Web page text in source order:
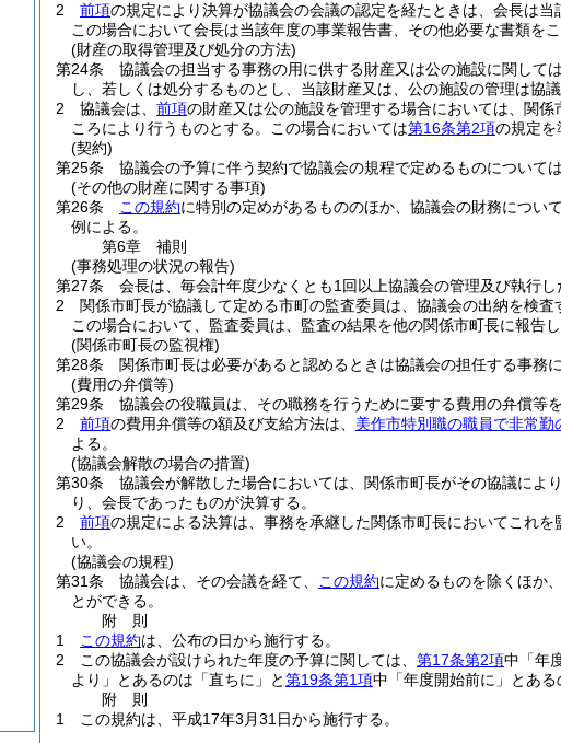
2
前項の規定により決算が協議会の会議の認定を経たときは、会長は
この場合において会長は当該年度の事業報告書、その他必要な書類を
(財産の取得管理及び処分の方法)
第24条
協議会の担当する事務の用に供する財産又は公の施設に関して
し、若しくは処分するものとし、当該財産又は、公の施設の管理は協議
2
協議会は、 前項の財産又は公の施設を管理する場合においては、関
ころにより行うものとする。
この場合においては第16条第2項の規定を
(契約)
第25条
協議会の予算に伴う契約で協議会の規程で定めるものについて
(その他の財産に関する事項)
第26条
この規約に特別の定めがあるもののほか、協議会の財務につい
例による。
第6章
補則
(事務処理の状況の報告)
第27条
会長は、毎会計年度少なくとも1回以上協議会の管理及び執行
2
関係市町長が協議して定める市町の監査委員は、協議会の出納を検査
この場合において、監査委員は、監査の結果を他の関係市町長に報告し
(関係市町長の監視権)
第28条
関係市町長は必要があると認めるときは協議会の担任する事務
(費用の弁償等)
第29条
協議会の役職員は、その職務を行うために要する費用の弁償等
2
前項の費用弁償等の額及び支給方法は、 美作市特別職の職員で非常
よる。
(協議会解散の場合の措置)
第30条
協議会が解散した場合においては、関係市町長がその協議によ
り、会長であったものが決算する。
2
前項の規定による決算は、事務を承継した関係市町長においてこれ
い。
(協議会の規程)
第31条
協議会は、その会議を経て、 この規約に定めるものを除くほか
とができる。
附 則
1
この規約は、公布の日から施行する。
2
この協議会が設けられた年度の予算に関しては、 第17条第2項中「年
より」とあるのは「直ちに」と第19条第1項中「年度開始前に」とある
附 則
1
この規約は、平成17年3月31日から施行する。